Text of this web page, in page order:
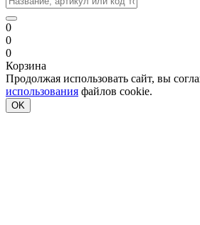
0
0
0
Корзина
Продолжая использовать сайт, вы
использования файлов cookie.
OK